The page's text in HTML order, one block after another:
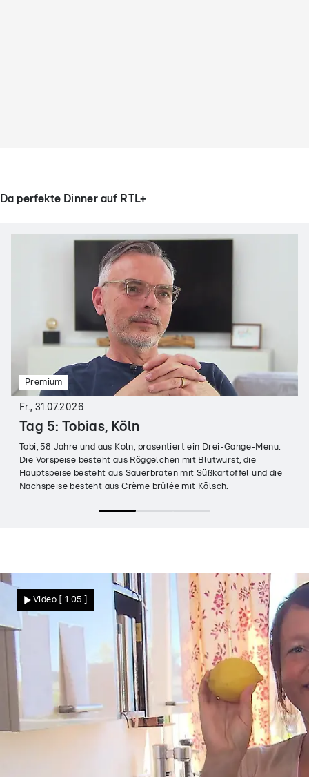
Da perfekte Dinner auf RTL+
Premium
Fr., 31.07.2026
Tag 5: Tobias, Köln
Tobi, 58 Jahre und aus Köln, präsentiert ein Drei-Gänge-Menü.
Die Vorspeise besteht aus Röggelchen mit Blutwurst, die
Hauptspeise besteht aus Sauerbraten mit Süßkartoffel und die
Nachspeise besteht aus Crème brûlée mit Kölsch.
Video [ 1:05 ]